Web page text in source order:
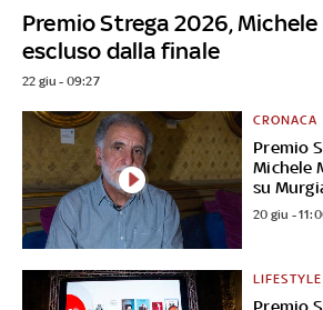
Premio Strega 2026,
escluso dalla finale
22 giu - 09:27
Premio
Michele
su
CRONACA
20 giu -
LIFESTYLE